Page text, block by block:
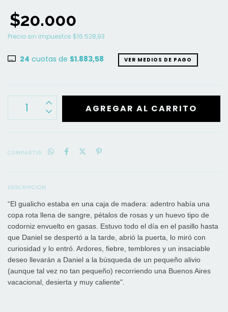
$20.000
Precio sin impuestos $16.528,93
24 cuotas de $1.883,58 VER MEDIOS DE PAGO
COMPARTIR
DESCRIPCIÓN
“El gualicho estaba en una caja de madera: adentro había una
copa rota llena de sangre, pétalos de rosas y un huevo tipo de
codorniz envuelto en gasas. Estuvo todo el día en el pasillo hasta
que Daniel se despertó a la tarde, abrió la puerta, lo miró con
curiosidad y lo entró. Ardores, fiebre, temblores y un insaciable
deseo llevarán a Daniel a la búsqueda de un pequeño alivio
(aunque tal vez no tan pequeño) recorriendo una Buenos Aires
vacacional, desierta y muy caliente".